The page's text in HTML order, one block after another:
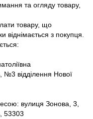
та огляду товару,
товару, що
віднімається з покупця.
№3 відділення Нової
вулиця Зонова, 3,
53303